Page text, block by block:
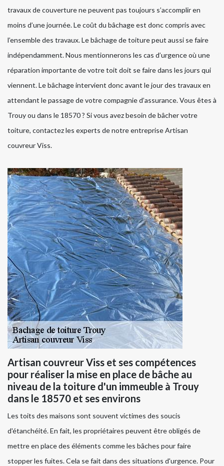
travaux de couverture ne peuvent pas toujours s’accomplir en
moins d’une journée. Le coût du bâchage est donc compris avec
l’ensemble des travaux. Le bâchage de toiture peut aussi se faire
indépendamment. Nous mentionnerons les cas d’urgence où une
réparation importante de votre toit doit se faire dans les jours qui
viennent. Le bâchage intervient donc avant le jour des travaux en
attendant le passage de votre compagnie d’assurance. Vous êtes à
Trouy ou dans le 18570 ? Si vous avez besoin de bâcher votre
toiture, contactez les experts de notre entreprise Artisan
couvreur Viss.
Artisan couvreur Viss et ses compétences
pour réaliser la mise en place de bâche au
niveau de la toiture d'un immeuble à Trouy
dans le 18570 et ses environs
Les toits des maisons sont souvent victimes des soucis
d'étanchéité. En fait, les propriétaires peuvent être obligés de
mettre en place des éléments comme les bâches pour faire
stopper les fuites. Cela se fait dans des situations d'urgence. Pour